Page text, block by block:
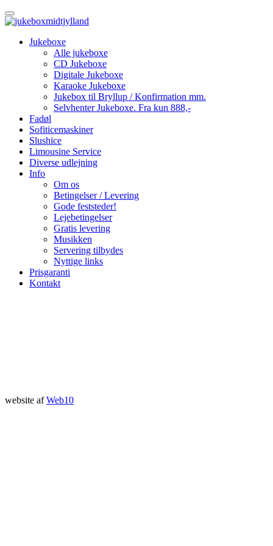
Jukeboxe
Alle jukeboxe
CD Jukeboxe
Digitale Jukeboxe
Karaoke Jukeboxe
Jukebox til Bryllup / Konfirmation mm.
Selvhenter Jukeboxe. Fra kun 888,-
Fadøl
Sofiticemaskiner
Slushice
Limousine Service
Diverse udlejning
Info
Om os
Betingelser / Levering
Gode feststeder!
Lejebetingelser
Gratis levering
Musikken
Servering tilbydes
Nyttige links
Prisgaranti
Kontakt
website afWeb10